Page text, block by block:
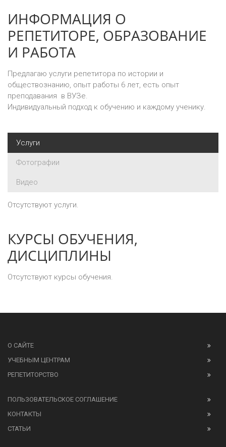
ИНФОРМАЦИЯ О
РЕПЕТИТОРЕ, ОБРАЗОВАНИЕ
И РАБОТА
Предлагаю услуги репетитора по истории и
обществознанию, опыт работы 6 лет, есть опыт
преподавания в ВУЗе.
Индивидуальный подход к обучению и каждому ученику.
Услуги
Фотографии
Видео
Отсутствуют услуги.
КУРСЫ ОБУЧЕНИЯ,
ДИСЦИПЛИНЫ
Отсутствуют курсы обучения.
О САЙТЕ
УЧЕБНЫМ ЦЕНТРАМ
РЕПЕТИТОРСТВО
ПОЛЬЗОВАТЕЛЬСКОЕ СОГЛАШЕНИЕ
КОНТАКТЫ
СТАТЬИ